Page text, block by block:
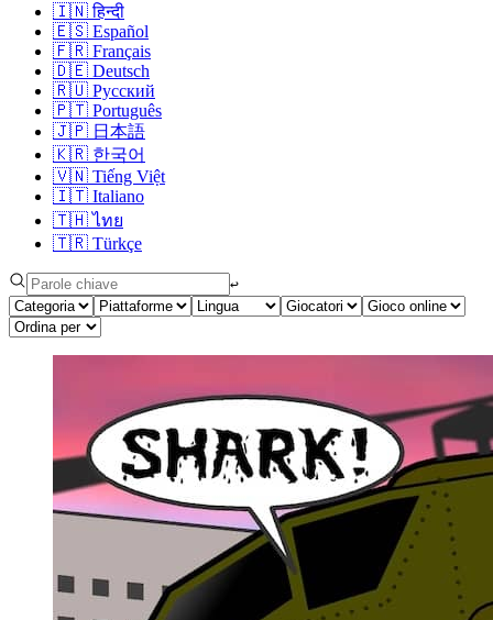
🇮🇳 हिन्दी
🇪🇸 Español
🇫🇷 Français
🇩🇪 Deutsch
🇷🇺 Русский
🇵🇹 Português
🇯🇵 日本語
🇰🇷 한국어
🇻🇳 Tiếng Việt
🇮🇹 Italiano
🇹🇭 ไทย
🇹🇷 Türkçe
↩︎